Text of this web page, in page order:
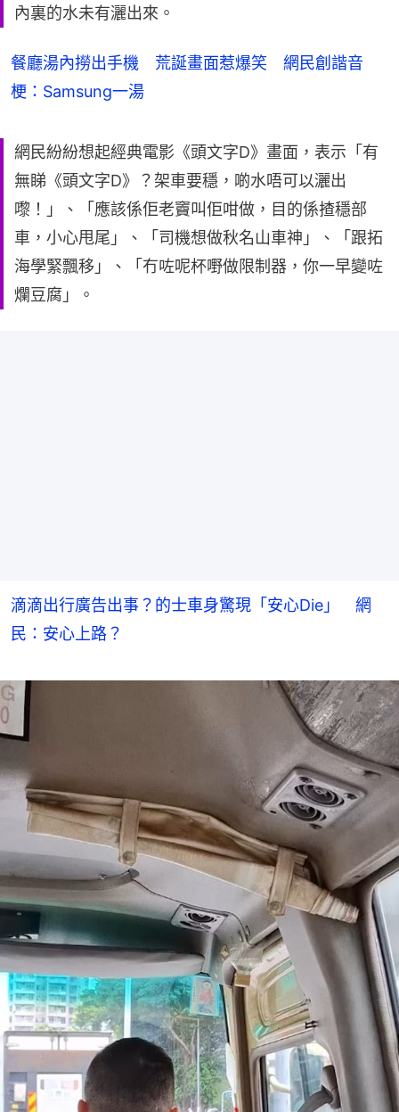
內裏的水未有灑出來。
餐廳湯內撈出手機 荒誕畫面惹爆笑 網民創諧音
梗：Samsung一湯
網民紛紛想起經典電影《頭文字D》畫面，表示「有
無睇《頭文字D》？架車要穩，啲水唔可以灑出
嚟！」、「應該係佢老竇叫佢咁做，目的係揸穩部
車，小心甩尾」、「司機想做秋名山車神」、「跟拓
海學緊飄移」、「冇咗呢杯嘢做限制器，你一早變咗
爛豆腐」。
滴滴出行廣告出事？的士車身驚現「安心Die」 網
民：安心上路？